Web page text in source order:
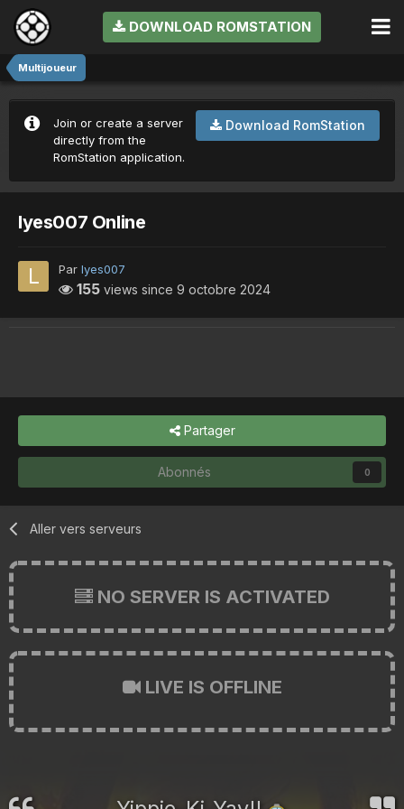
DOWNLOAD ROMSTATION
Multijoueur
Download RomStation
Join or create a server
directly from the
RomStation application.
lyes007 Online
Par lyes007
155 views since 9 octobre 2024
Partager
Abonnés 0
Aller vers serveurs
NO SERVER IS ACTIVATED
LIVE IS OFFLINE